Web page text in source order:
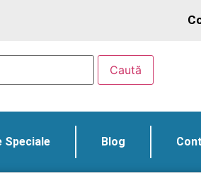
Caută
Speciale Blog